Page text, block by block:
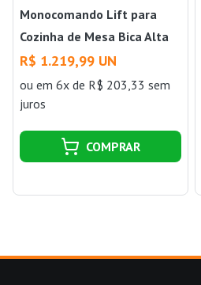
Monocomando Lift para
Cozinha de Mesa Bica Alta
Cromado Docol
R$ 1.219,99 UN
ou em 6x de R$ 203,33 sem
juros
COMPRAR